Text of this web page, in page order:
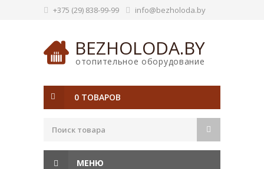
+375 (29) 838-99-99 info@bezholoda.by
BEZHOLODA.BY
отопительное оборудование
0 ТОВАРОВ
МЕНЮ